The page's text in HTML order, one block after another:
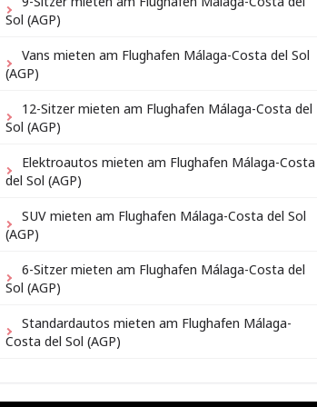
Sol (AGP)
Vans mieten am Flughafen Málaga-Costa del Sol
(AGP)
12-Sitzer mieten am Flughafen Málaga-Costa del
Sol (AGP)
Elektroautos mieten am Flughafen Málaga-Costa
del Sol (AGP)
SUV mieten am Flughafen Málaga-Costa del Sol
(AGP)
6-Sitzer mieten am Flughafen Málaga-Costa del
Sol (AGP)
Standardautos mieten am Flughafen Málaga-
Costa del Sol (AGP)